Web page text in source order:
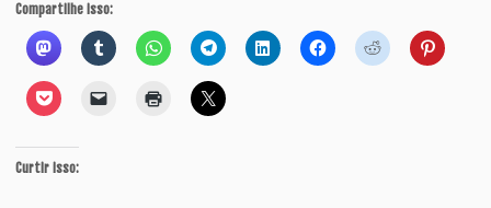
Compartilhe isso:
Curtir isso: